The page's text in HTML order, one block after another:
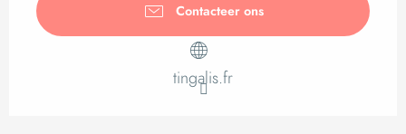
Contacteer ons
tingalis.fr